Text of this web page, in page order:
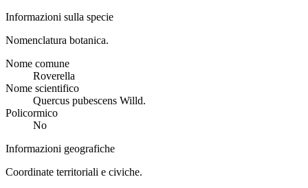
Informazioni sulla specie
Nomenclatura botanica.
Nome comune
Roverella
Nome scientifico
Quercus pubescens Willd.
Policormico
No
Informazioni geografiche
Coordinate territoriali e civiche.